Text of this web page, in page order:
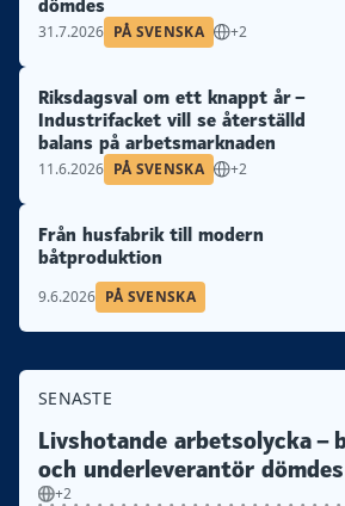
dömdes
31.7.2026 PÅ SVENSKA +2
Riksdagsval om ett knappt år –
Industrifacket vill se återställd
balans på arbetsmarknaden
11.6.2026 PÅ SVENSKA +2
Från husfabrik till modern
båtproduktion
9.6.2026 PÅ SVENSKA
SENASTE
Livshotande arbetsolycka –
och underleverantör dömdes
+2